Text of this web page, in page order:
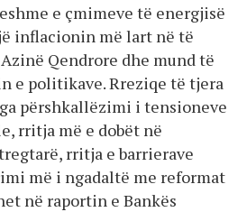
e çmimeve të energjisë
inflacionin më lart në të
Qendrore dhe mund të
e politikave. Rreziqe të tjera
përshkallëzimi i tensioneve
rritja më e dobët në
rritja e barrierave
më i ngadaltë me reformat
në raportin e Bankës